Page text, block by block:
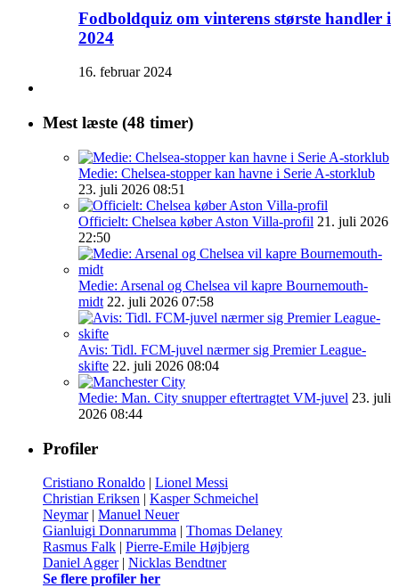
Fodboldquiz om vinterens største handler i
2024
16. februar 2024
Mest læste (48 timer)
Medie: Chelsea-stopper kan havne i Serie A-storklub
23. juli 2026 08:51
Officielt: Chelsea køber Aston Villa-profil 21. juli 2026
22:50
Medie: Arsenal og Chelsea vil kapre Bournemouth-
midt 22. juli 2026 07:58
Avis: Tidl. FCM-juvel nærmer sig Premier League-
skifte 22. juli 2026 08:04
Medie: Man. City snupper eftertragtet VM-juvel 23. juli
2026 08:44
Profiler
Cristiano Ronaldo | Lionel Messi
Christian Eriksen | Kasper Schmeichel
Neymar| Manuel Neuer
Gianluigi Donnarumma | Thomas Delaney
Rasmus Falk | Pierre-Emile Højbjerg
Daniel Agger| Nicklas Bendtner
Se flere profiler her